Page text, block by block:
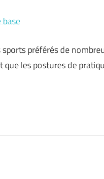
préférés de
les postures de